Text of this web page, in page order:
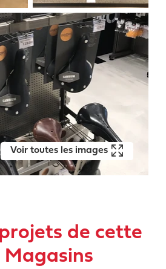
Voir toutes les images
de cette